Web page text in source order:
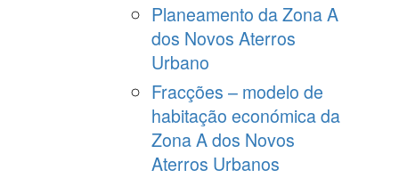
Planeamento da Zona A
dos Novos Aterros
Urbano
Fracções – modelo de
habitação económica da
Zona A dos Novos
Aterros Urbanos